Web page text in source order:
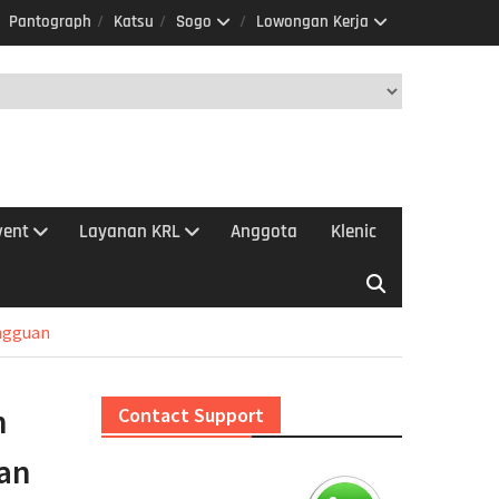
Pantograph Katsu Sogo Lowongan Kerja
Layanan KRL Anggota Klenic
Contact Support